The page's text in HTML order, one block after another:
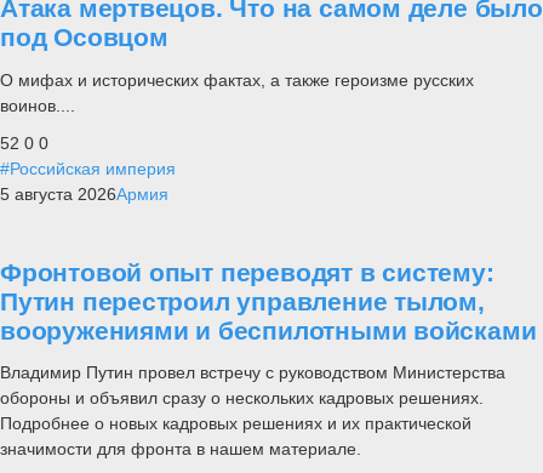
Атака мертвецов. Что на самом деле было
под Осовцом
О мифах и исторических фактах, а также героизме русских
воинов....
52 0 0
#Российская империя
5 августа 2026Армия
Фронтовой опыт переводят в систему:
Путин перестроил управление тылом,
вооружениями и беспилотными войсками
Владимир Путин провел встречу с руководством Министерства
обороны и объявил сразу о нескольких кадровых решениях.
Подробнее о новых кадровых решениях и их практической
значимости для фронта в нашем материале.